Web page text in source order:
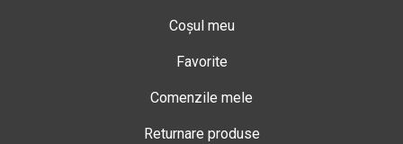
Coșul meu
Favorite
Comenzile mele
Returnare produse